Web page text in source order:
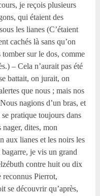
je reçois plusieurs
qui étaient des
les lianes (C’étaient
cachés là sans qu’on
sur le dos, comme
– Cela n’aurait pas été
battait, on jurait, on
que nous ; mais nos
nagions d’un bras, et
pratique toujours dans
nager, dites, mon
aux lianes et les noirs les
je vis un grand
contre huit ou dix
reconnus Pierrot,
se découvrir qu’après,